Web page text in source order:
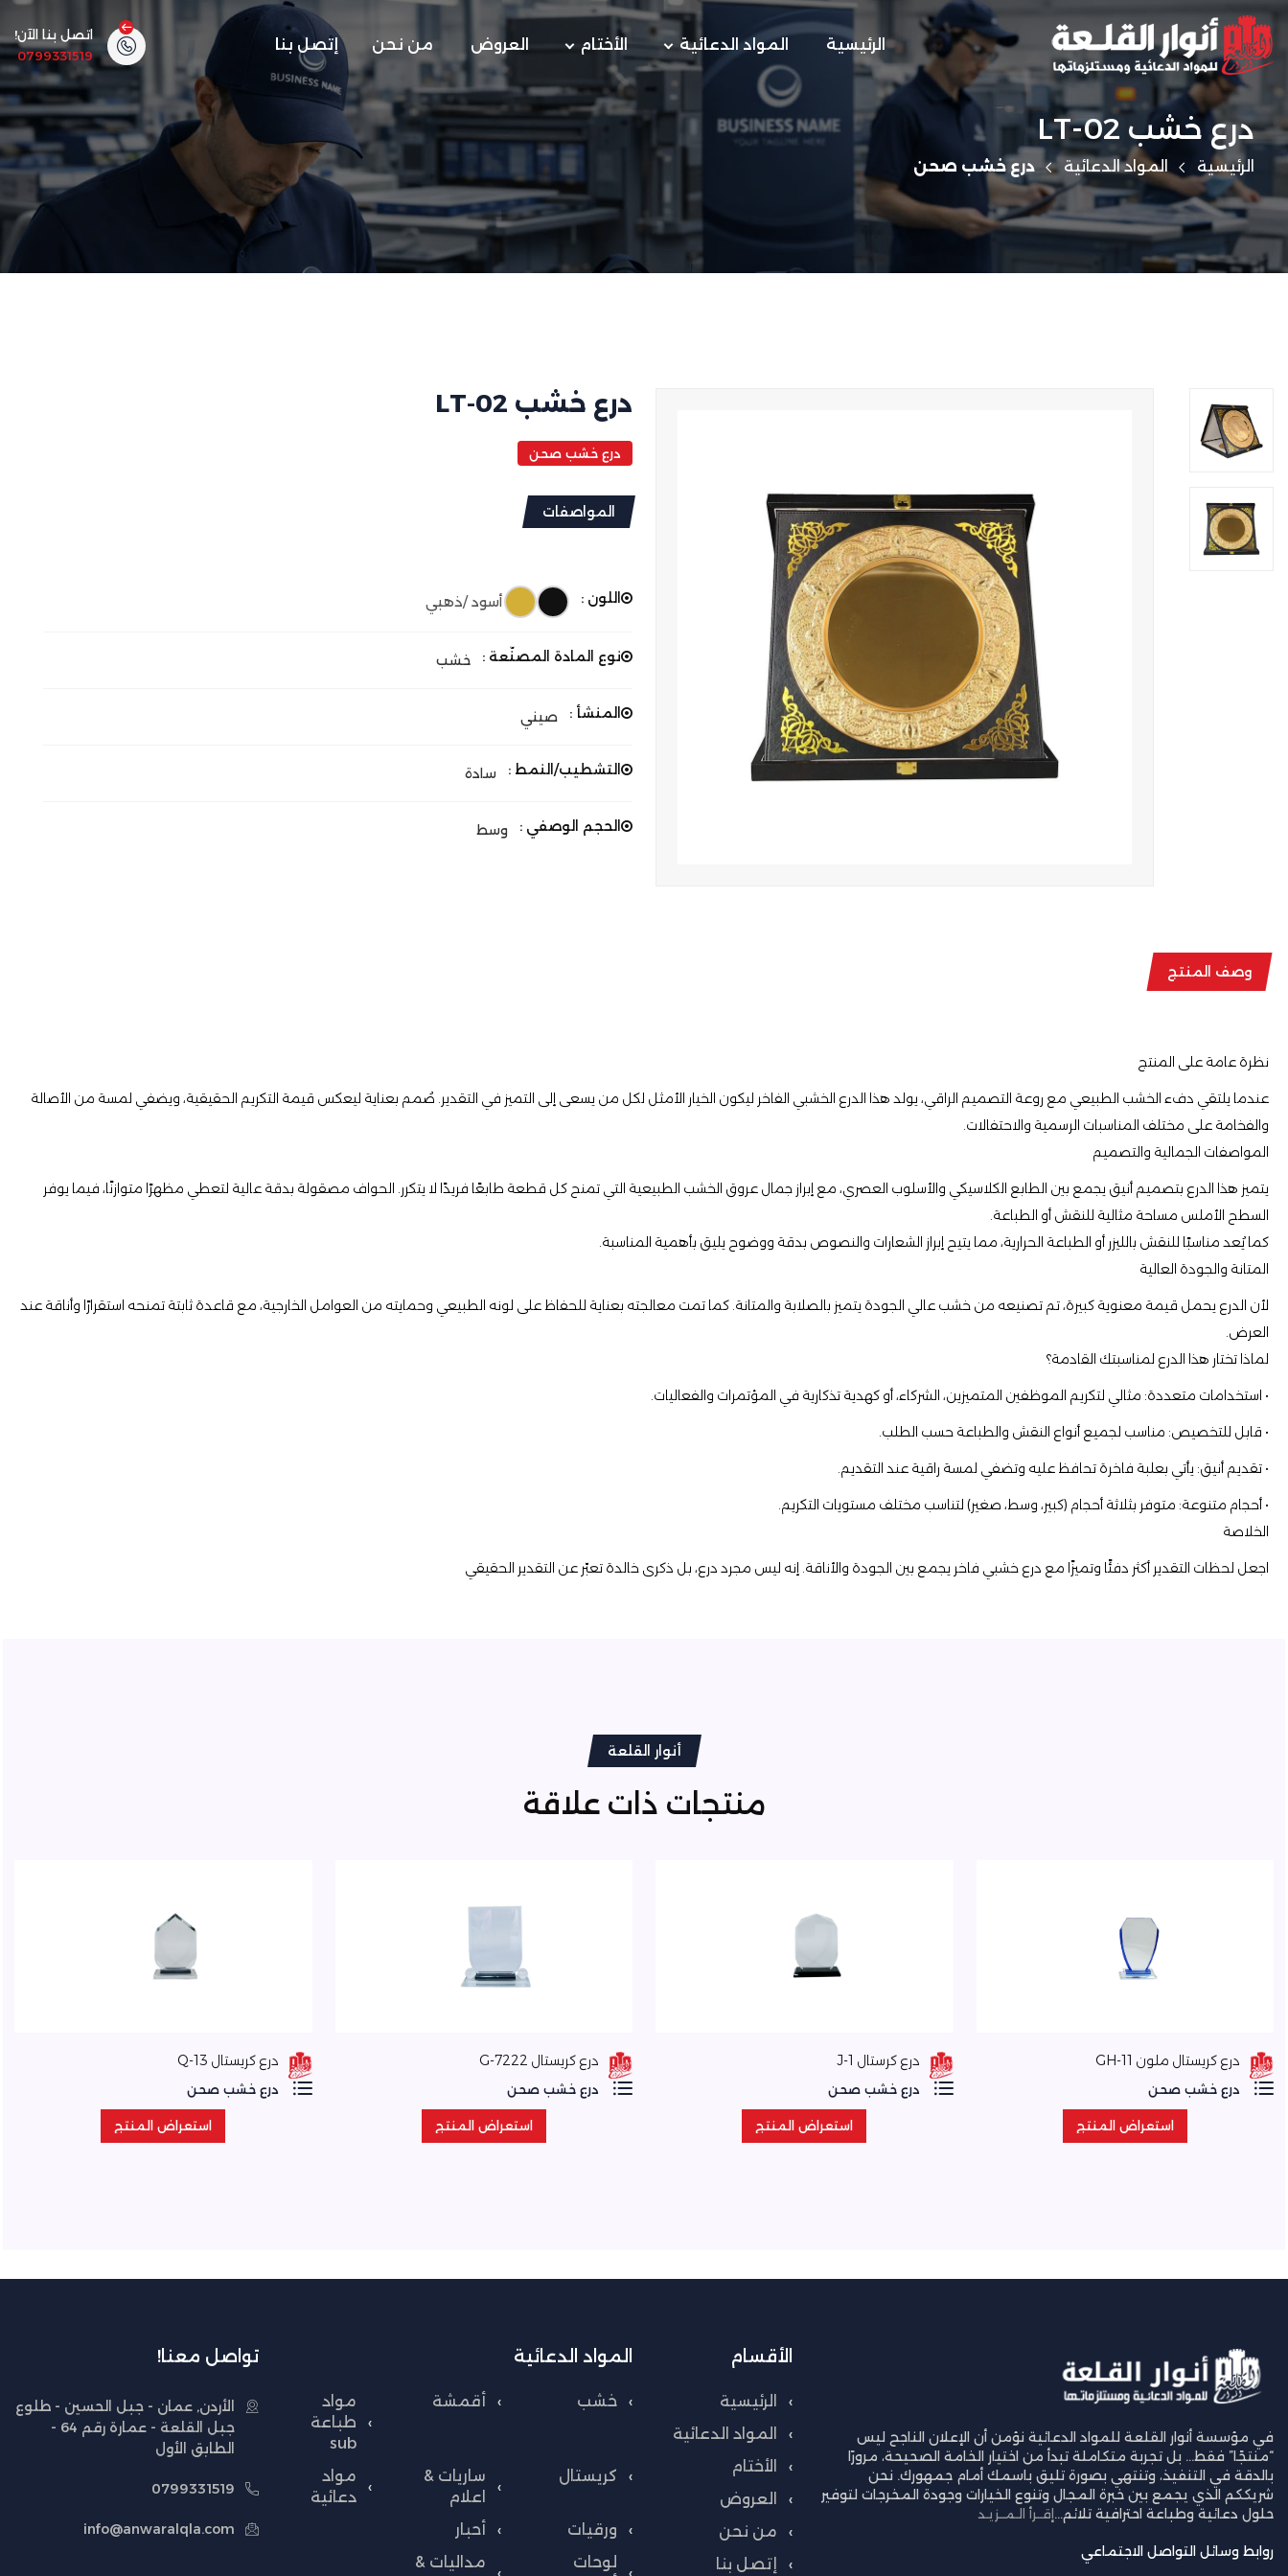
الرئيسية المواد الدعائية الأختام العروض من نحن إتصل بنا
اتصل بنا الآن!
0799331519
درع خشب LT-02
الرئيسية المواد الدعائية درع خشب صحن
درع خشب LT-02
درع خشب صحن
المواصفات
اللون : أسود /ذهبي
نوع المادة المصنّعة : خشب
المنشأ : صيني
التشطيب/النمط : سادة
الحجم الوصفي : وسط
وصف المنتج
نظرة عامة على المنتج
عندما يلتقي دفء الخشب الطبيعي مع روعة التصميم الراقي، يولد هذا الدرع الخشبي الفاخر ليكون الخيار الأمثل لكل من يسعى إلى التميز في التقدير. صُمم بعناية ليعكس قيمة التكريم الحقيقية، ويضفي لمسة من الأصالة
والفخامة على مختلف المناسبات الرسمية والاحتفالات.
المواصفات الجمالية والتصميم
يتميز هذا الدرع بتصميم أنيق يجمع بين الطابع الكلاسيكي والأسلوب العصري، مع إبراز جمال عروق الخشب الطبيعية التي تمنح كل قطعة طابعًا فريدًا لا يتكرر. الحواف مصقولة بدقة عالية لتعطي مظهرًا متوازنًا، فيما يوفر
السطح الأملس مساحة مثالية للنقش أو الطباعة.
كما يُعد مناسبًا للنقش بالليزر أو الطباعة الحرارية، مما يتيح إبراز الشعارات والنصوص بدقة ووضوح يليق بأهمية المناسبة.
المتانة والجودة العالية
لأن الدرع يحمل قيمة معنوية كبيرة، تم تصنيعه من خشب عالي الجودة يتميز بالصلابة والمتانة. كما تمت معالجته بعناية للحفاظ على لونه الطبيعي وحمايته من العوامل الخارجية، مع قاعدة ثابتة تمنحه استقرارًا وأناقة عند
العرض.
لماذا تختار هذا الدرع لمناسبتك القادمة؟
• استخدامات متعددة: مثالي لتكريم الموظفين المتميزين، الشركاء، أو كهدية تذكارية في المؤتمرات والفعاليات.
• قابل للتخصيص: مناسب لجميع أنواع النقش والطباعة حسب الطلب.
• تقديم أنيق: يأتي بعلبة فاخرة تحافظ عليه وتضفي لمسة راقية عند التقديم.
• أحجام متنوعة: متوفر بثلاثة أحجام (كبير، وسط، صغير) لتناسب مختلف مستويات التكريم.
الخلاصة
اجعل لحظات التقدير أكثر دفئًا وتميزًا مع درع خشبي فاخر يجمع بين الجودة والأناقة. إنه ليس مجرد درع، بل ذكرى خالدة تعبّر عن التقدير الحقيقي
أنوار القلعة
منتجات ذات علاقة
درع كريستال ملون GH-11
درع خشب صحن
استعراض المنتج
استعراض المنتج
درع كرستال J-1
درع خشب صحن
استعراض المنتج
استعراض المنتج
درع كريستال 7222-G
درع خشب صحن
استعراض المنتج
استعراض المنتج
درع كريستال Q-13
درع خشب صحن
استعراض المنتج
استعراض المنتج
في مؤسسة أنوار القلعة للمواد الدعائية نؤمن أن الإعلان الناجح ليس
“منتجًا” فقط… بل تجربة متكاملة تبدأ من اختيار الخامة الصحيحة، مرورًا
بالدقة في التنفيذ، وتنتهي بصورة تليق باسمك أمام جمهورك. نحن
شريككم الذي يجمع بين خبرة المجال وتنوع الخيارات وجودة المخرجات لتوفير
حلول دعائية وطباعة احترافية تلائم... إقــرأ الـمــزيـد
روابط وسائل التواصل الاجتماعي
الأقسام
الرئيسية
المواد الدعائية
الأختام
العروض
من نحن
إتصل بنا
المواد الدعائية
خشب
كريستال
ورقيات
لوحات
أقمشة
ساريات &
اعلام
أحبار
مداليات &
مواد
طباعة
sub
مواد
دعائية
تواصل معنا!
الأردن, عمان - جبل الحسين - طلوع
جبل القلعة - عمارة رقم 64 -
الطابق الأول
0799331519
info@anwaralqla.com